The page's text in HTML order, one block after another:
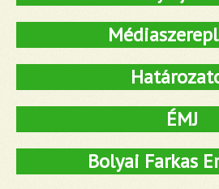
ÉMJ
Bolyai Farkas